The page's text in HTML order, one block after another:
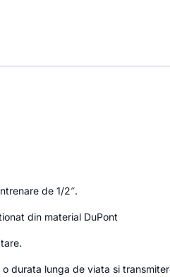
de 1/2″.
din material DuPont
durata lunga de viata si